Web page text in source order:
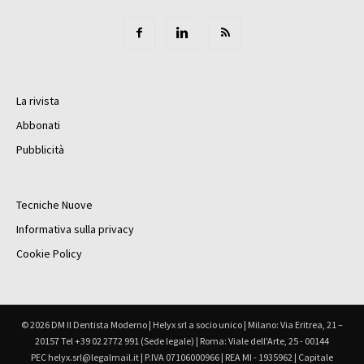
La rivista
Abbonati
Pubblicità
Tecniche Nuove
Informativa sulla privacy
Cookie Policy
© 2026 DM Il Dentista Moderno | Helyx srl a socio unico | Milano: Via Eritrea, 21 –
20157 Tel +39 02 2772 991 (Sede legale) | Roma: Viale dell'Arte, 25 - 00144
PEC helyx.srl@legalmail.it | P.IVA 07106000966 | REA MI - 1935962 | Capitale